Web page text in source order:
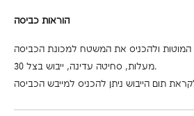
הוראות כביסה
30 מעלות, סחיטה עדינה, ייבוש בצל.
תום הייבוש ניתן להכניס למייבש הכביסה